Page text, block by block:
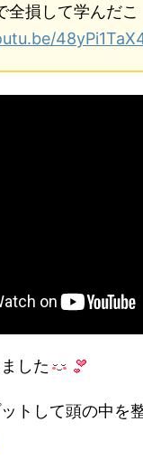
全損して学んだこ
した
トして頭の中を